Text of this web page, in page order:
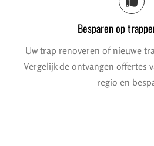
Besparen op
Uw trap renoveren of nieuwe
Vergelijk de ontvangen offertes
regio en